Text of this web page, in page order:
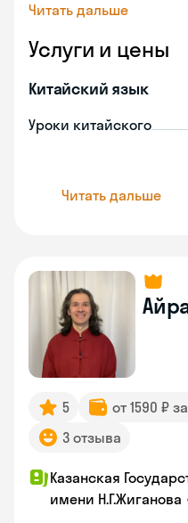
Читать дальше
Услуги и цены
Китайский язык
Уроки китайского
Читать дальше
5 от 1590 ₽
3 отзыва
Казанская
имени Н.Г.Жиганова